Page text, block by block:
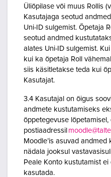
Üliõpilase või muus Rollis
Kasutajaga seotud
Uni-ID sulgemist. Õpetaja
seotud andmed
alates Uni-ID sulgemist.
kui ka õpetaja Roll
siis käsitletakse teda kui
Kasutajat.
3.4 Kasutajal on õigus
andmete kustutamiseks
õppetegevuse
postiaadressil
Moodle’is asuvad
nädala jooksul
Peale Konto kustutamist
kasutada.